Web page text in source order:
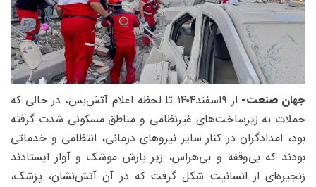
جهان صنعت-
از ۹اسفند۱۴۰۴ تا لحظه اعلام آتش‌بس، در حالی که
حملات به زیرساخت‌های غیرنظامی و مناطق مسکونی شدت گرفته
بود، امدادگران در کنار سایر نیروهای درمانی‌، انتظامی و خدماتی
بودند که بی‌وقفه و بی‌هراس، زیر بارش موشک و آوار ایستادند
زنجیره‌ای از انسانیت شکل گرفت که در آن آتش‌نشان، پزشک،